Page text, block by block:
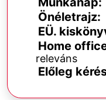
Önéletrajz:
EÜ.
Home
releváns
Előleg